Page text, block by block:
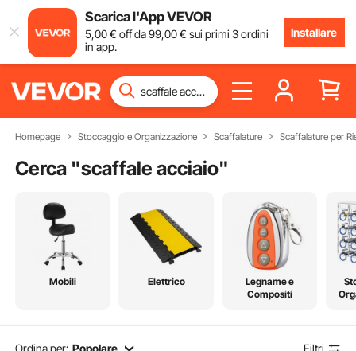
Scarica l'App VEVOR
5,00€ off da99,00€ sui primi 3 ordini
in app.
Installare
Homepage Stoccaggio e Organizzazione Scaffalature Scaffalature per
Cerca "scaffale acciaio"
Mobili Elettrico
Legname e
Compositi
Ordina per: Popolare Filtri